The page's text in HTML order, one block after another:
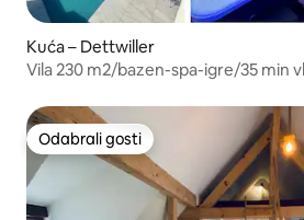
Kuća – Dettwiller
Vila 230 m2/bazen-spa-igre/35 min
Odabrali gosti
Odabrali gosti